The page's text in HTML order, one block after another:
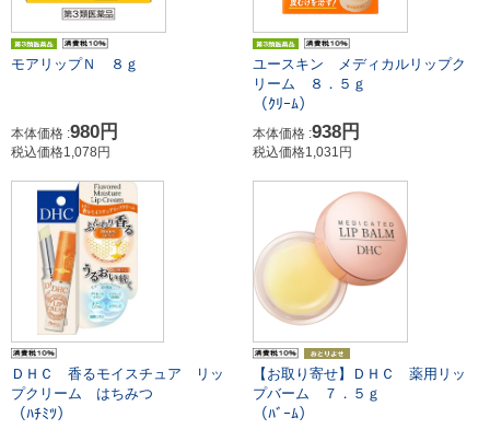
モアリップＮ ８ｇ
本体価格 :980円
税込価格1,078円
ユースキン メディカルリップク
リーム ８．５ｇ
（ｸﾘｰﾑ）
本体価格 :938円
税込価格1,031円
ＤＨＣ 香るモイスチュア リッ
プクリーム はちみつ
（ﾊﾁﾐﾂ）
【お取り寄せ】ＤＨＣ 薬用リッ
プバーム ７．５ｇ
（ﾊﾞｰﾑ）